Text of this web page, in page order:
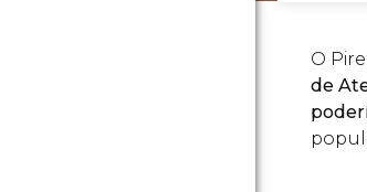
O
de